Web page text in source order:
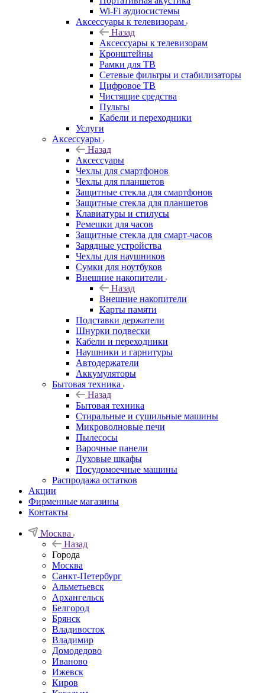
Wi-Fi аудиосистемы
Аксессуары к телевизорам
Назад
Аксессуары к телевизорам
Кронштейны
Рамки для ТВ
Сетевые фильтры и стабилизаторы
Цифровое ТВ
Чистящие средства
Пульты
Кабели и переходники
Услуги
Аксессуары
Назад
Аксессуары
Чехлы для смартфонов
Чехлы для планшетов
Защитные стекла для смартфонов
Защитные стекла для планшетов
Клавиатуры и стилусы
Ремешки для часов
Защитные стекла для смарт-часов
Зарядные устройства
Чехлы для наушников
Сумки для ноутбуков
Внешние накопители
Назад
Внешние накопители
Карты памяти
Подставки держатели
Шнурки подвески
Кабели и переходники
Наушники и гарнитуры
Автодержатели
Аккумуляторы
Бытовая техника
Назад
Бытовая техника
Стиральные и сушильные машины
Микроволновые печи
Пылесосы
Варочные панели
Духовые шкафы
Посудомоечные машины
Распродажа остатков
Акции
Фирменные магазины
Контакты
Москва
Назад
Города
Москва
Санкт-Петербург
Альметьевск
Архангельск
Белгород
Брянск
Владивосток
Владимир
Домодедово
Иваново
Ижевск
Киров